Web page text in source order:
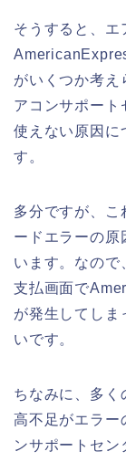
そうすると、エ
がいくつか考え
アコンサポー
使えない原因に
す。
多分ですが、
ードエラーの原
います。なので
支払画面で
が発生してしま
いです。
ちなみに、多
高不足がエラー
ンサポートセン